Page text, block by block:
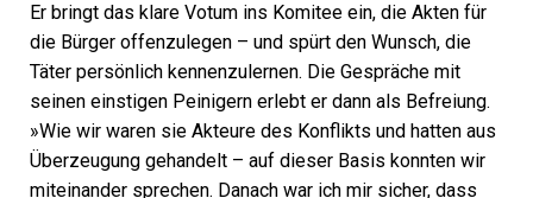
Er bringt das klare Votum ins Komitee ein, die Akten für
die Bürger offenzulegen – und spürt den Wunsch, die
Täter persönlich kennenzulernen. Die Gespräche mit
seinen einstigen Peinigern erlebt er dann als Befreiung.
»Wie wir waren sie Akteure des Konflikts und hatten aus
Überzeugung gehandelt – auf dieser Basis konnten wir
miteinander sprechen. Danach war ich mir sicher, dass